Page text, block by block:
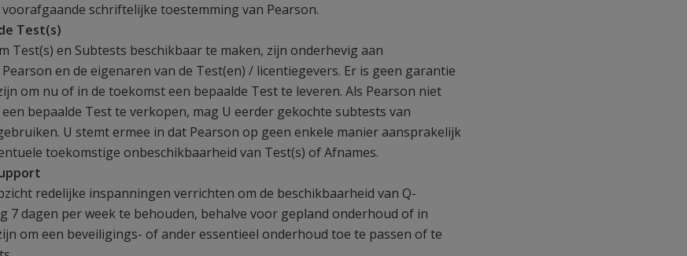
schriftelijke toestemming van Pearson.
Test(s)
Test(s) en Subtests beschikbaar te maken, zijn onderhevig aan
en de eigenaren van de Test(en) / licentiegevers. Er is geen garantie
om nu of in de toekomst een bepaalde Test te leveren. Als Pearson niet
bepaalde Test te verkopen, mag U eerder gekochte subtests van
U stemt ermee in dat Pearson op geen enkele manier aansprakelijk
toekomstige onbeschikbaarheid van Test(s) of Afnames.
redelijke inspanningen verrichten om de beschikbaarheid van Q-
7 dagen per week te behouden, behalve voor gepland onderhoud of in
om een beveiligings- of ander essentieel onderhoud toe te passen of te